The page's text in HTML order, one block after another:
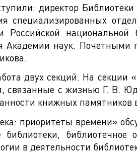
директор
специализированных
Российской национальной
Академии наук.
двух секций. На
связанные с жизнью Г. В.
книжных
приоритеты времени»
в деятельности